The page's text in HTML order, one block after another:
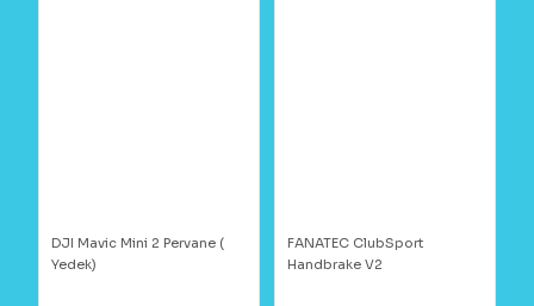
DJI Mavic Mini 2 Pervane (
Yedek)
FANATEC ClubSport
Handbrake V2